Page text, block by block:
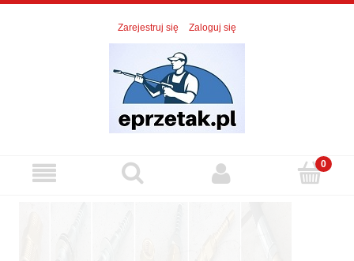
Zarejestruj się Zaloguj się